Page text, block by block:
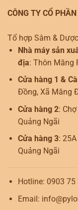
CÔNG TY CỔ
Tổ hợp Sâm &
Nhà máy sản
địa: Thôn Măng
Cửa hàng 1 &
Đồng, Xã Măng
Cửa hàng 2:
Quảng Ngãi
Cửa hàng 3:
Quảng Ngãi
Hotline: 0903 75
Email: